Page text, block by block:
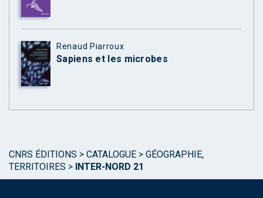
Renaud Piarroux
Sapiens et les microbes
CNRS ÉDITIONS > CATALOGUE > GÉOGRAPHIE,
TERRITOIRES > INTER-NORD 21